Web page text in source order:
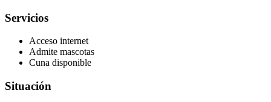
Servicios
Acceso internet
Admite mascotas
Cuna disponible
Situación